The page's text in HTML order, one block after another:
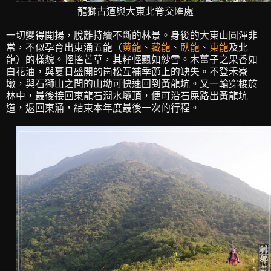
龍獅古道與大東北脊交匯處
一切變得開揚，脫離持續不斷的林景。身後的大東山圓渾非
常，不似孕育出東涌五龍（黃龍 、 藏龍 、 臥龍 、 東龍及北
龍）的樣貌。輕搖芒草，其籽輕飄如紗雪。木薑子之果香如
白花油，與夏日盛開的崗松互補季節上的缺失。不登禾寮
墩，與石獅山之間的山坳可快速回到黃龍坑。又一輪穿梭於
林中，最後接回東龍石澗水壩頂，便可沿石屎路出黃龍坑
道，返回東涌，結束本年度最後一次的行程。